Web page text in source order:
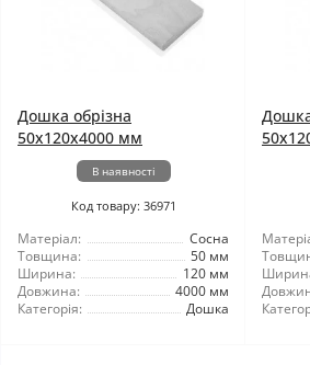
Дошка обрізна
50x120x4000 мм
В наявності
Код товару: 36971
Матеріал:
Сосна
Товщина:
50 мм
Ширина:
120 мм
Довжина:
4000 мм
Категорія:
Дошка